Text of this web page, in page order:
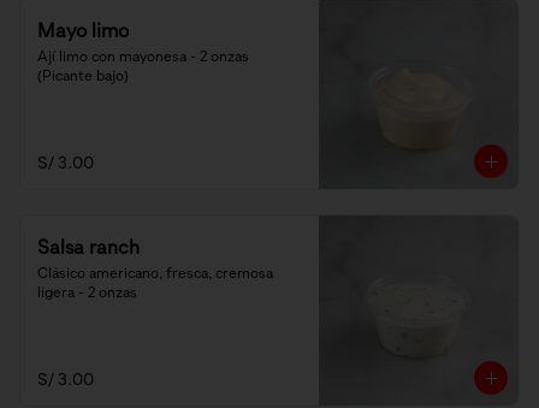
Mayo limo
Ají limo con mayonesa - 2 onzas
(Picante bajo)
S/ 3.00
Salsa ranch
Clásico americano, fresca, cremosa
ligera - 2 onzas
S/ 3.00